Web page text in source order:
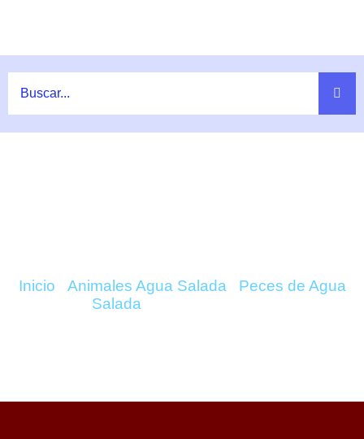
Inicio Animales Agua Salada
Peces de Agua
Salada